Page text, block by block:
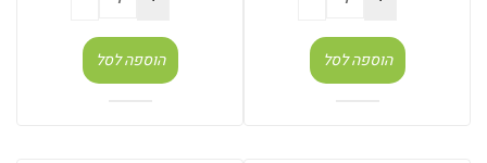
הוספה לסל הוספה לסל